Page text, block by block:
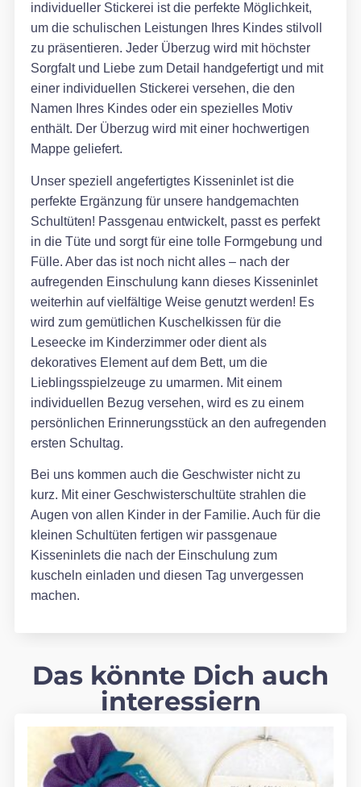
individueller Stickerei ist die perfekte Möglichkeit,
um die schulischen Leistungen Ihres Kindes stilvoll
zu präsentieren. Jeder Überzug wird mit höchster
Sorgfalt und Liebe zum Detail handgefertigt und mit
einer individuellen Stickerei versehen, die den
Namen Ihres Kindes oder ein spezielles Motiv
enthält. Der Überzug wird mit einer hochwertigen
Mappe geliefert.
Unser speziell angefertigtes Kisseninlet ist die
perfekte Ergänzung für unsere handgemachten
Schultüten! Passgenau entwickelt, passt es perfekt
in die Tüte und sorgt für eine tolle Formgebung und
Fülle. Aber das ist noch nicht alles – nach der
aufregenden Einschulung kann dieses Kisseninlet
weiterhin auf vielfältige Weise genutzt werden! Es
wird zum gemütlichen Kuschelkissen für die
Leseecke im Kinderzimmer oder dient als
dekoratives Element auf dem Bett, um die
Lieblingsspielzeuge zu umarmen. Mit einem
individuellen Bezug versehen, wird es zu einem
persönlichen Erinnerungsstück an den aufregenden
ersten Schultag.
Bei uns kommen auch die Geschwister nicht zu
kurz. Mit einer Geschwisterschultüte strahlen die
Augen von allen Kinder in der Familie. Auch für die
kleinen Schultüten fertigen wir passgenaue
Kisseninlets die nach der Einschulung zum
kuscheln einladen und diesen Tag unvergessen
machen.
Das könnte Dich auch
interessiern